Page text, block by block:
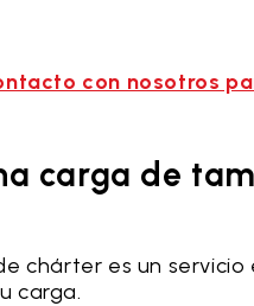
con nosotros
carga de
chárter es un
carga.